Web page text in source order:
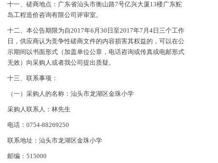
十一、磋商地点：广东省汕头市衡山路7号亿兴大厦13楼广东鮀
岛工程造价咨询有限公司评审室。
十二、本公告期限为自2017年6月30日至2017年7月4日三个工作
日，供应商认为竞争性磋商文件的内容损害其权益的，可以在公
示期间以书面形式（加盖单位公章，电话咨询或传真或电邮形式
无效）向采购人或者我公司提出质疑。
十三、联系事项：
（一）采购人的名称：汕头市龙湖区金珠小学
采购人联系人：林先生
电话：0754-88269250
联系地址：汕头市龙湖区金珠小学
邮编：515000